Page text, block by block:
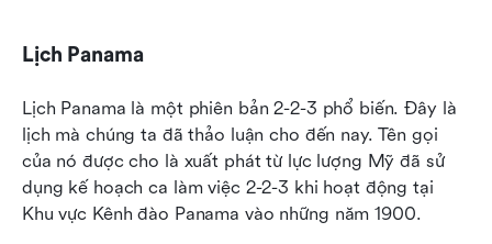
Lịch Panama
Lịch Panama là một phiên bản 2-2-3 phổ biến. Đây là
lịch mà chúng ta đã thảo luận cho đến nay. Tên gọi
của nó được cho là xuất phát từ lực lượng Mỹ đã sử
dụng kế hoạch ca làm việc 2-2-3 khi hoạt động tại
Khu vực Kênh đào Panama vào những năm 1900.